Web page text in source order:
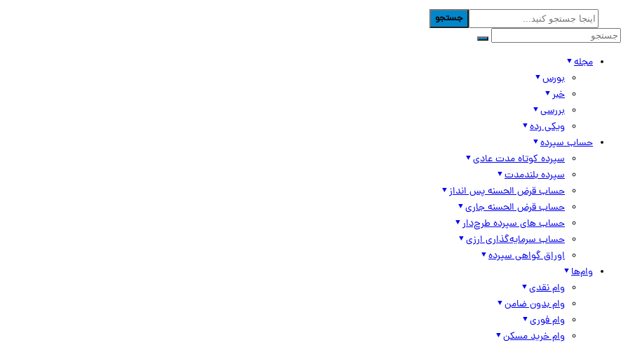
جستجو
مجله
بورس
خبر
بررسی
ویکی رده
حساب سپرده
سپرده کوتاه مدت عادی
سپرده بلندمدت
حساب قرض الحسنه پس انداز
حساب قرض الحسنه جاری
حساب های سپرده طرح‌دار
حساب سرمایه‌گذاری ارزی
اوراق گواهی سپرده
وام‌ها
وام نقدی
وام بدون ضامن
وام فوری
وام خرید مسکن